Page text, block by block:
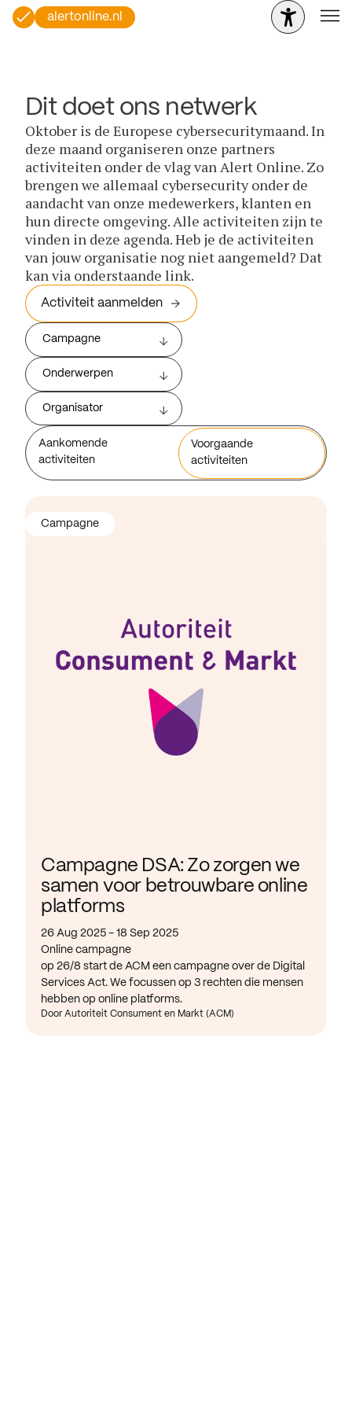
alertonline.nl
Dit doet ons netwerk
Oktober is de Europese cybersecuritymaand. In
deze maand organiseren onze partners
activiteiten onder de vlag van Alert Online. Zo
brengen we allemaal cybersecurity onder de
aandacht van onze medewerkers, klanten en
hun directe omgeving. Alle activiteiten zijn te
vinden in deze agenda. Heb je de activiteiten
van jouw organisatie nog niet aangemeld? Dat
kan via onderstaande link.
Activiteit aanmelden
Campagne
Onderwerpen
Organisator
Aankomende
activiteiten
Voorgaande
activiteiten
Campagne DSA: Zo zorgen we
samen voor betrouwbare online
platforms
26 Aug 2025 - 18 Sep 2025
Online campagne
op 26/8 start de ACM een campagne over de Digital
Services Act. We focussen op 3 rechten die mensen
hebben op online platforms.
Door Autoriteit Consument en Markt (ACM)
Campagne